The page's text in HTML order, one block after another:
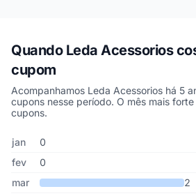
Quando Leda Acessorios
cupom
Acompanhamos Leda Acessorios há 5
cupons nesse período. O mês mais forte
cupons.
Cupons de Leda Acessorios publicados
Mês Cupons publicados
jan
0
fev
0
mar
2